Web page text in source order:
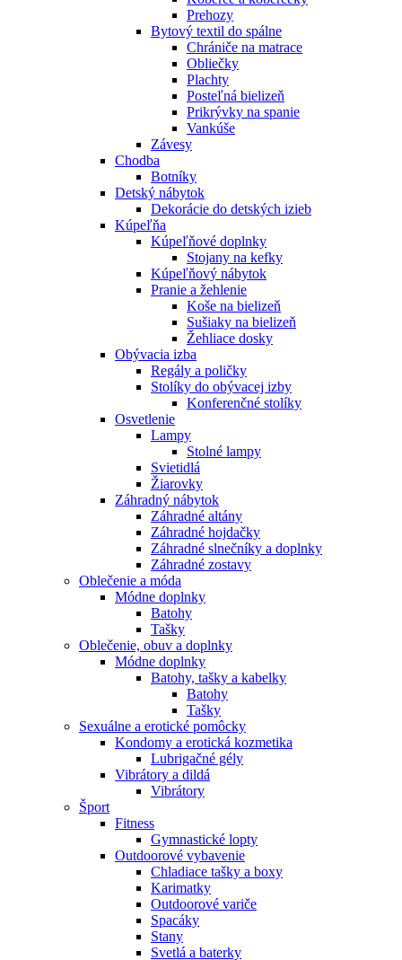
Prehozy
Bytový textil do spálne
Chrániče na matrace
Obliečky
Plachty
Posteľná bielizeň
Prikrývky na spanie
Vankúše
Závesy
Chodba
Botníky
Detský nábytok
Dekorácie do detských izieb
Kúpeľňa
Kúpeľňové doplnky
Stojany na kefky
Kúpeľňový nábytok
Pranie a žehlenie
Koše na bielizeň
Sušiaky na bielizeň
Žehliace dosky
Obývacia izba
Regály a poličky
Stolíky do obývacej izby
Konferenčné stolíky
Osvetlenie
Lampy
Stolné lampy
Svietidlá
Žiarovky
Záhradný nábytok
Záhradné altány
Záhradné hojdačky
Záhradné slnečníky a doplnky
Záhradné zostavy
Oblečenie a móda
Módne doplnky
Batohy
Tašky
Oblečenie, obuv a doplnky
Módne doplnky
Batohy, tašky a kabelky
Batohy
Tašky
Sexuálne a erotické pomôcky
Kondomy a erotická kozmetika
Lubrigačné gély
Vibrátory a dildá
Vibrátory
Šport
Fitness
Gymnastické lopty
Outdoorové vybavenie
Chladiace tašky a boxy
Karimatky
Outdoorové variče
Spacáky
Stany
Svetlá a baterky